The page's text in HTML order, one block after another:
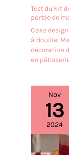
Test du kit
portée de
Cake design
à douille,
décoration
en
Nov
13
2024